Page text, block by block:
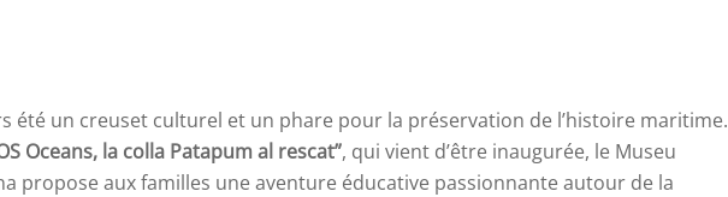
été un creuset culturel et un phare pour la préservation de l’histoire maritime.
Oceans, la colla Patapum al rescat”, qui vient d’être inaugurée, le Museu
propose aux familles une aventure éducative passionnante autour de la